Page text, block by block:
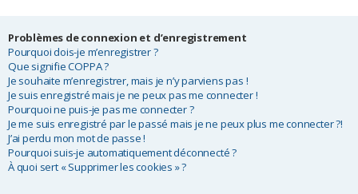
r
Problèmes de connexion et d’enregistrement
Pourquoi dois-je m’enregistrer ?
Que signifie COPPA ?
Je souhaite m’enregistrer, mais je n’y parviens pas !
Je suis enregistré mais je ne peux pas me connecter !
Pourquoi ne puis-je pas me connecter ?
Je me suis enregistré par le passé mais je ne peux plus me connecter ?!
J’ai perdu mon mot de passe !
Pourquoi suis-je automatiquement déconnecté ?
À quoi sert « Supprimer les cookies » ?